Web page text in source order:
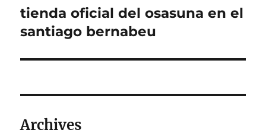
Entrada
siguiente:
tienda oficial del osasuna en el
santiago bernabeu
Archives